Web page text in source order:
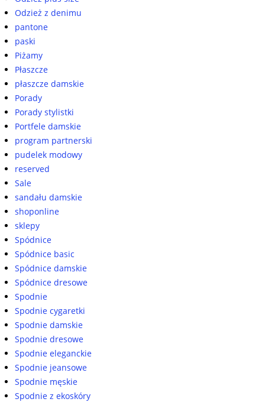
Odzież z denimu
pantone
paski
Piżamy
Płaszcze
płaszcze damskie
Porady
Porady stylistki
Portfele damskie
program partnerski
pudelek modowy
reserved
Sale
sandału damskie
shoponline
sklepy
Spódnice
Spódnice basic
Spódnice damskie
Spódnice dresowe
Spodnie
Spodnie cygaretki
Spodnie damskie
Spodnie dresowe
Spodnie eleganckie
Spodnie jeansowe
Spodnie męskie
Spodnie z ekoskóry